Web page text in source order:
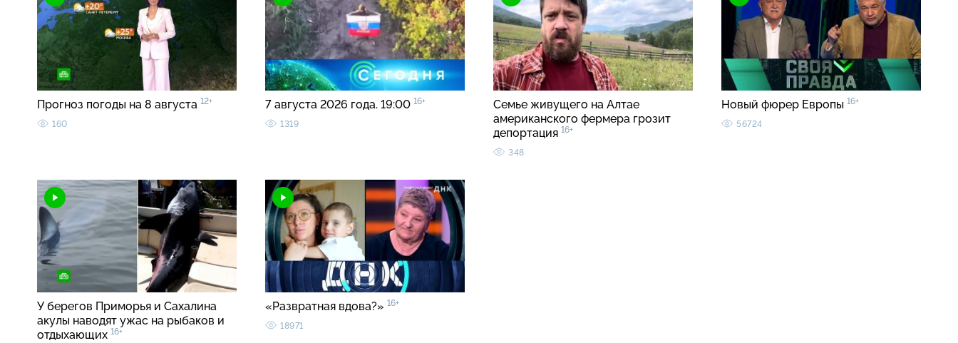
Прогноз погоды на 8 августа 12+
160
7 августа 2026 года. 19:00 16+
1319
Семье живущего на Алтае
американского фермера грозит
депортация 16+
348
Новый фюрер Европы 16+
56724
У берегов Приморья и Сахалина
акулы наводят ужас на рыбаков и
отдыхающих 16+
«Развратная вдова?» 16+
18971